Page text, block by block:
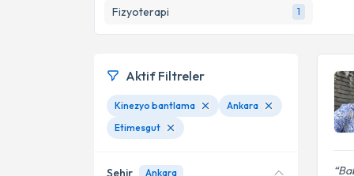
Fizyoterapi
1
Aktif Filtreler
Kinezyo bantlama
Ankara
Etimesgut
Şehir Ankara